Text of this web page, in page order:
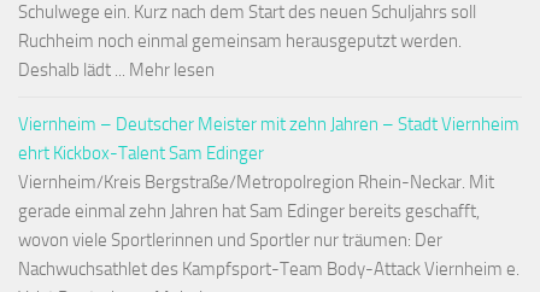
Schulwege ein. Kurz nach dem Start des neuen Schuljahrs soll
Ruchheim noch einmal gemeinsam herausgeputzt werden.
Deshalb lädt ... Mehr lesen
Viernheim – Deutscher Meister mit zehn Jahren – Stadt Viernheim
ehrt Kickbox-Talent Sam Edinger
Viernheim/Kreis Bergstraße/Metropolregion Rhein-Neckar. Mit
gerade einmal zehn Jahren hat Sam Edinger bereits geschafft,
wovon viele Sportlerinnen und Sportler nur träumen: Der
Nachwuchsathlet des Kampfsport-Team Body-Attack Viernheim e.